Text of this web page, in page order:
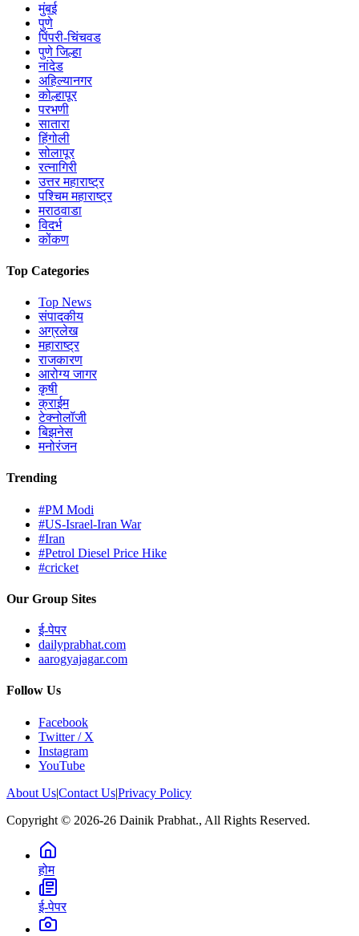
मुंबई
पुणे
पिंपरी-चिंचवड
पुणे जिल्हा
नांदेड
अहिल्यानगर
कोल्हापूर
परभणी
सातारा
हिंगोली
सोलापूर
रत्नागिरी
उत्तर महाराष्ट्र
पश्चिम महाराष्ट्र
मराठवाडा
विदर्भ
कोंकण
Top Categories
Top News
संपादकीय
अग्रलेख
महाराष्ट्र
राजकारण
आरोग्य जागर
कृषी
क्राईम
टेक्नोलॉजी
बिझनेस
मनोरंजन
Trending
#PM Modi
#US-Israel-Iran War
#Iran
#Petrol Diesel Price Hike
#cricket
Our Group Sites
ई-पेपर
dailyprabhat.com
aarogyajagar.com
Follow Us
Facebook
Twitter / X
Instagram
YouTube
About Us|Contact Us|Privacy Policy
Copyright © 2026-26 Dainik Prabhat., All Rights Reserved.
होम
ई-पेपर